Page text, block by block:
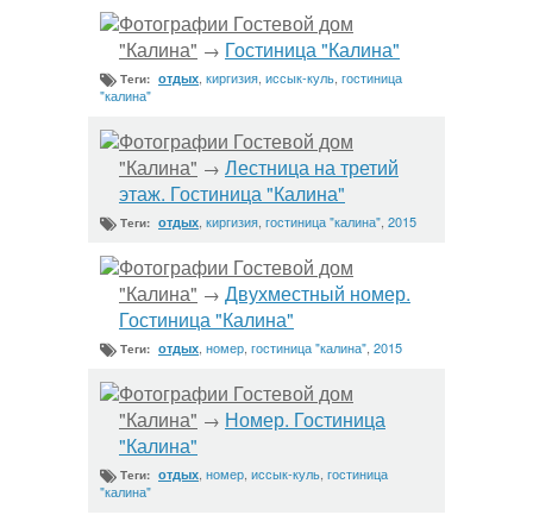
Фотографии Гостевой дом
"Калина" → Гостиница "Калина"
Теги: отдых киргизия иссык-куль гостиница
"калина"
Фотографии Гостевой дом
"Калина" → Лестница на третий
этаж. Гостиница "Калина"
Теги: отдых киргизия гостиница "калина" 2015
Фотографии Гостевой дом
"Калина" → Двухместный номер.
Гостиница "Калина"
Теги: отдых номер гостиница "калина" 2015
Фотографии Гостевой дом
"Калина" → Номер. Гостиница
"Калина"
Теги: отдых номер иссык-куль гостиница
"калина"